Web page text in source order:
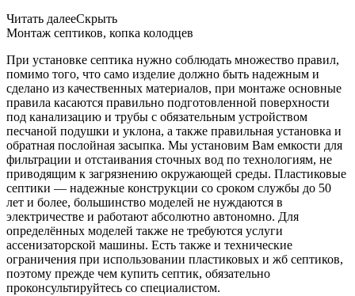
Читать далееСкрыть
Монтаж септиков, копка колодцев
При установке септика нужно соблюдать множество правил,
помимо того, что само изделие должно быть надежным и
сделано из качественных материалов, при монтаже основные
правила касаются правильно подготовленной поверхности
под канализацию и трубы с обязательным устройством
песчаной подушки и уклона, а также правильная установка и
обратная послойная засыпка. Мы установим Вам емкости для
фильтрации и отстаивания сточных вод по технологиям, не
приводящим к загрязнению окружающей среды. Пластиковые
септики — надежные конструкции со сроком службы до 50
лет и более, большинство моделей не нуждаются в
электричестве и работают абсолютно автономно. Для
определённых моделей также не требуются услуги
ассенизаторской машины. Есть также и технические
ограничения при использовании пластиковых и жб септиков,
поэтому прежде чем купить септик, обязательно
проконсультируйтесь со специалистом.